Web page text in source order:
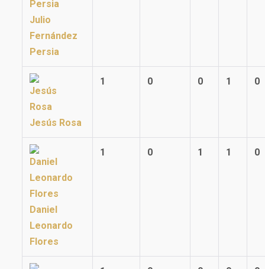
Julio
Fernández
Persia
Jesús Rosa
1 0 0 1 0
Daniel
Leonardo
Flores
1 0 1 1 0